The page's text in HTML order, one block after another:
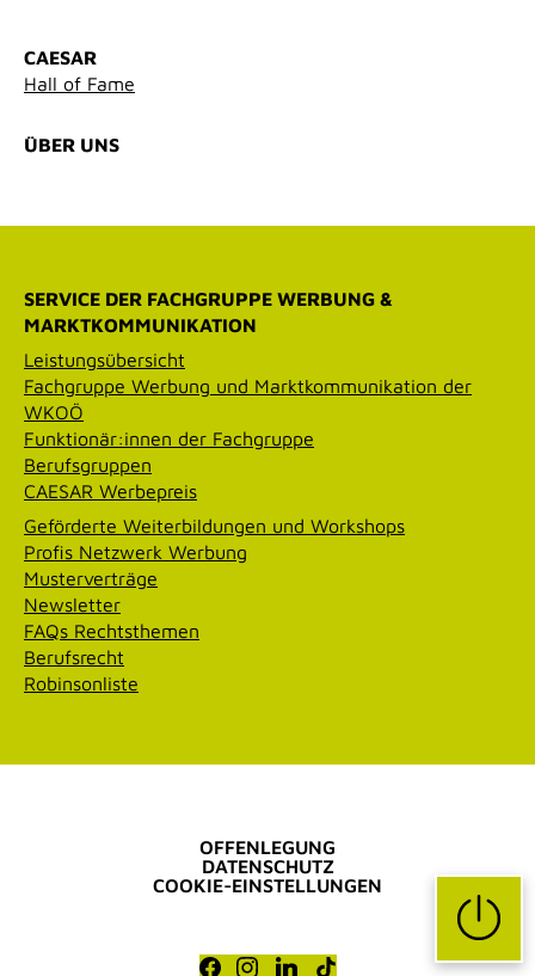
CAESAR
Hall of Fame
ÜBER UNS
SERVICE DER FACHGRUPPE WERBUNG &
MARKTKOMMUNIKATION
Leistungsübersicht
Fachgruppe Werbung und Marktkommunikation der
WKOÖ
Funktionär:innen der Fachgruppe
Berufsgruppen
CAESAR Werbepreis
Geförderte Weiterbildungen und Workshops
Profis Netzwerk Werbung
Musterverträge
Newsletter
FAQs Rechtsthemen
Berufsrecht
Robinsonliste
OFFENLEGUNG
DATENSCHUTZ
COOKIE-EINSTELLUNGEN